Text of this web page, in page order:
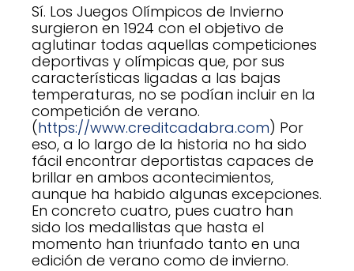
Sí. Los Juegos Olímpicos de Invierno
surgieron en 1924 con el objetivo de
aglutinar todas aquellas competiciones
deportivas y olímpicas que, por sus
características ligadas a las bajas
temperaturas, no se podían incluir en la
competición de verano.
(https://www.creditcadabra.com) Por
eso, a lo largo de la historia no ha sido
fácil encontrar deportistas capaces de
brillar en ambos acontecimientos,
aunque ha habido algunas excepciones.
En concreto cuatro, pues cuatro han
sido los medallistas que hasta el
momento han triunfado tanto en una
edición de verano como de invierno.